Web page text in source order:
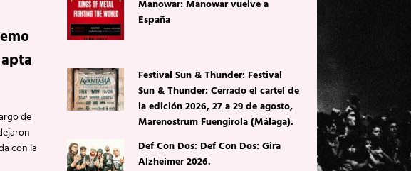
de
con la
Manowar: Manowar vuelve a
España
Festival Sun & Thunder: Festival
Sun & Thunder: Cerrado el cartel de
la edición 2026, 27 a 29 de agosto,
Marenostrum Fuengirola (Málaga).
Def Con Dos: Def Con Dos: Gira
Alzheimer 2026.